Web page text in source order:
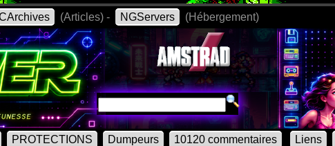
(Articles) - NGServers (Hébergement)
PROTECTIONS Dumpeurs 10120 commentaires Liens